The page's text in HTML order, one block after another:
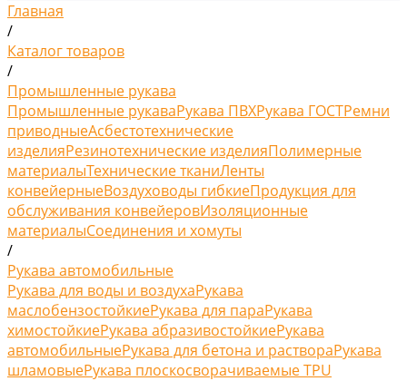
Главная
/
Каталог товаров
/
Промышленные рукава
Промышленные рукаваРукава ПВХРукава ГОСТРемни
приводныеАсбестотехнические
изделияРезинотехнические изделияПолимерные
материалыТехнические тканиЛенты
конвейерныеВоздуховоды гибкиеПродукция для
обслуживания конвейеровИзоляционные
материалыСоединения и хомуты
/
Рукава автомобильные
Рукава для воды и воздухаРукава
маслобензостойкиеРукава для параРукава
химостойкиеРукава абразивостойкиеРукава
автомобильныеРукава для бетона и раствораРукава
шламовыеРукава плоскосворачиваемые TPU